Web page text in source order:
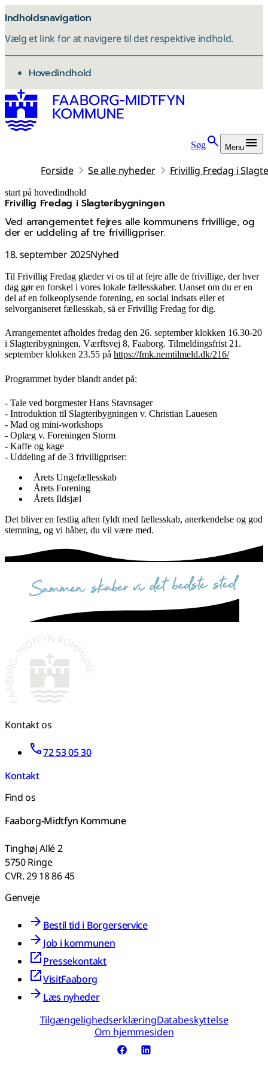
Indholdsnavigation
Vælg et link for at navigere til det respektive indhold.
gå til
Hovedindhold
Søg Menu
Forside Se alle nyheder Frivillig Fredag i
start på hovedindhold
Frivillig Fredag i Slagteribygningen
Ved arrangementet fejres alle kommunens frivillige, og
der er uddeling af tre frivilligpriser.
18. september 2025Nyhed
senest opdateret 4. november 2025
Til Frivillig Fredag glæder vi os til at fejre alle de frivillige, der hver
dag gør en forskel i vores lokale fællesskaber. Uanset om du er en
del af en folkeoplysende forening, en social indsats eller et
selvorganiseret fællesskab, så er Frivillig Fredag for dig.
Arrangementet afholdes fredag den 26. september klokken 16.30-20
i Slagteribygningen, Værftsvej 8, Faaborg. Tilmeldingsfrist 21.
september klokken 23.55 på https://fmk.nemtilmeld.dk/216/
Programmet byder blandt andet på:
- Tale ved borgmester Hans Stavnsager
- Introduktion til Slagteribygningen v. Christian Lauesen
- Mad og mini-workshops
- Oplæg v. Foreningen Storm
- Kaffe og kage
- Uddeling af de 3 frivilligpriser:
Årets Ungefællesskab
Årets Forening
Årets Ildsjæl
Det bliver en festlig aften fyldt med fællesskab, anerkendelse og god
stemning, og vi håber, du vil være med.
sammen skaber vi det bedste sted
Kontakt os
72 53 05 30
Kontakt
Find os
Faaborg-Midtfyn Kommune
Tinghøj Allé 2
5750 Ringe
CVR. 29 18 86 45
Genveje
Bestil tid i Borgerservice
Job i kommunen
Pressekontakt
VisitFaaborg
Læs nyheder
TilgængelighedserklæringDatabeskyttelse
Om hjemmesiden